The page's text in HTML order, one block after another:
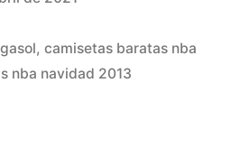
, camisetas baratas nba
nba navidad 2013